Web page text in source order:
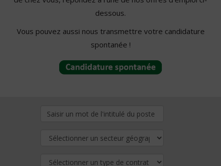
dessous.
Vous pouvez aussi nous transmettre votre candidature
spontanée !